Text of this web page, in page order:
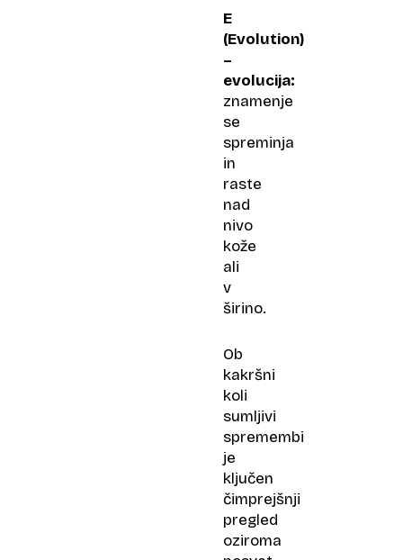
E
(Evolution)
–
evolucija:
znamenje
se
spreminja
in
raste
nad
nivo
kože
ali
v
širino.
Ob
kakršni
koli
sumljivi
spremembi
je
ključen
čimprejšnji
pregled
oziroma